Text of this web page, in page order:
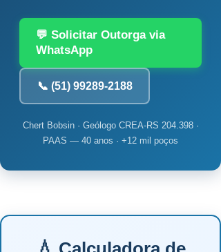
💬 Solicitar Outorga via
WhatsApp
📞 (51) 99289-2188
Chert Bobsin · Geólogo CREA-RS 204.398 ·
PAAS — 40 anos · +12 mil poços